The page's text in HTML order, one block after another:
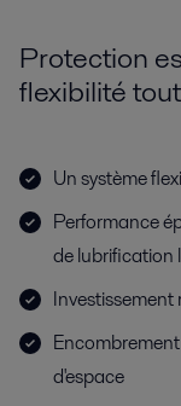
Protection
flexibilité
Un système
Performance
de lubrification
Investissement
d'espace